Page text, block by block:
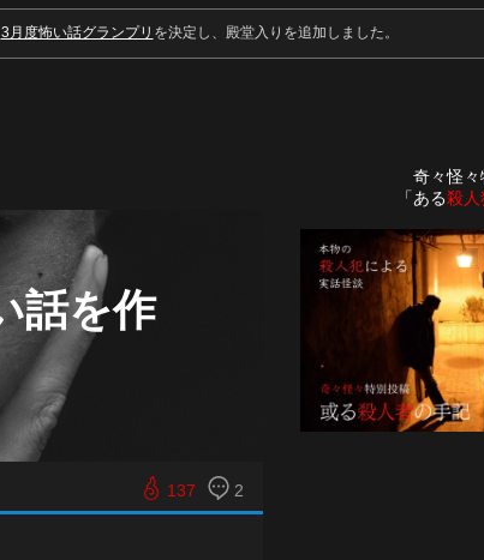
3月度怖い話グランプリ を決定し、殿堂入りを追加しました。
奇々怪
「ある殺人
話を作
137 2